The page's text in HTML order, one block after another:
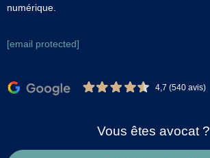
numérique.
[email protected]
4,7 (540 avis)
Vous êtes avocat ?